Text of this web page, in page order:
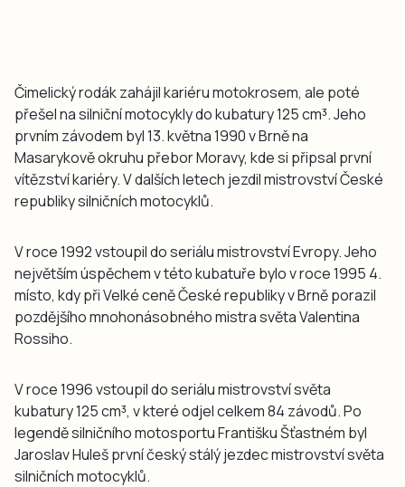
Čimelický rodák zahájil kariéru motokrosem, ale poté
přešel na silniční motocykly do kubatury 125 cm³. Jeho
prvním závodem byl 13. května 1990 v Brně na
Masarykově okruhu přebor Moravy, kde si připsal první
vítězství kariéry. V dalších letech jezdil mistrovství České
republiky silničních motocyklů.
V roce 1992 vstoupil do seriálu mistrovství Evropy. Jeho
největším úspěchem v této kubatuře bylo v roce 1995 4.
místo, kdy při Velké ceně České republiky v Brně porazil
pozdějšího mnohonásobného mistra světa Valentina
Rossiho.
V roce 1996 vstoupil do seriálu mistrovství světa
kubatury 125 cm³, v které odjel celkem 84 závodů. Po
legendě silničního motosportu Františku Šťastném byl
Jaroslav Huleš první český stálý jezdec mistrovství světa
silničních motocyklů.